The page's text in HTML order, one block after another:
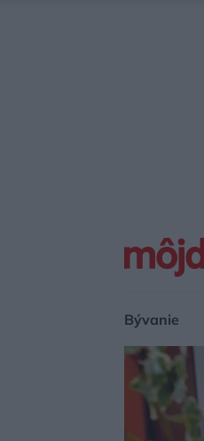
Bývanie